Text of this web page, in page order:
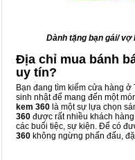
Dành tặng bạn gái/
Địa chỉ mua bánh
uy tín?
Bạn đang tìm kiếm cửa hàng
sinh nhật để mang đến một
kem 360 là một sự lựa chọn
360 được rất nhiều khách
các buổi tiệc, sự kiện. Để có
360 không ngừng phấn đấu,